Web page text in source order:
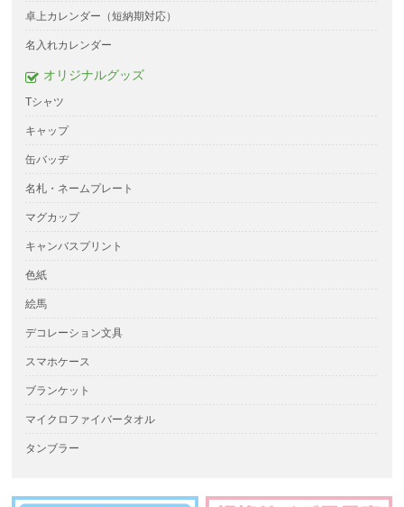
卓上カレンダー（短納期対応）
名入れカレンダー
オリジナルグッズ
Tシャツ
キャップ
缶バッヂ
名札・ネームプレート
マグカップ
キャンバスプリント
色紙
絵馬
デコレーション文具
スマホケース
ブランケット
マイクロファイバータオル
タンブラー